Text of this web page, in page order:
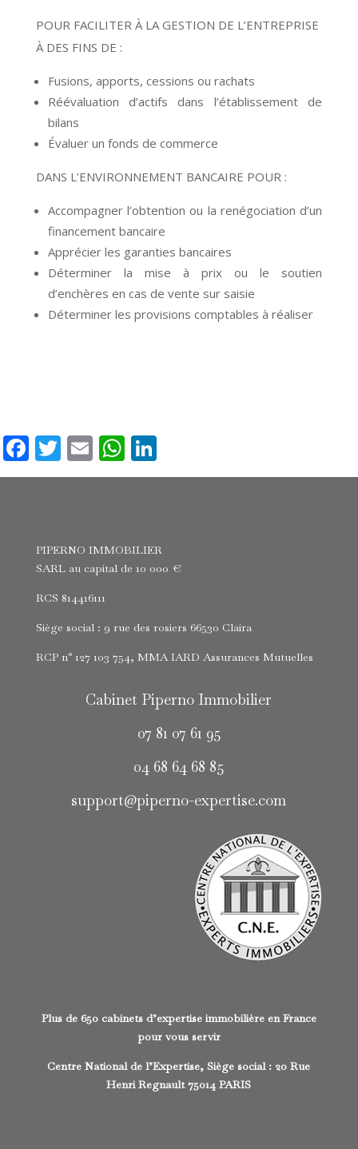
POUR FACILITER À LA GESTION DE L’ENTREPRISE
À DES FINS DE :
Fusions, apports, cessions ou rachats
Réévaluation d’actifs dans l’établissement de
bilans
Évaluer un fonds de commerce
DANS L’ENVIRONNEMENT BANCAIRE POUR :
Accompagner l’obtention ou la renégociation d’un
financement bancaire
Apprécier les garanties bancaires
Déterminer la mise à prix ou le soutien
d’enchères en cas de vente sur saisie
Déterminer les provisions comptables à réaliser
Facebook
Twitter
EmailWhatsApp
PIPERNO IMMOBILIER
SARL au capital de 10 000 €
RCS 814416111
Siège social : 9 rue des rosiers 66530 Claira
RCP n° 127 103 754, MMA IARD Assurances Mutuelles
Cabinet Piperno Immobilier
07 81 07 61 95
04 68 64 68 85
support@piperno-expertise.com
Plus de 650 cabinets d’expertise immobilière en France
pour vous servir
Centre National de l’Expertise, Siège social : 20 Rue
Henri Regnault 75014 PARIS